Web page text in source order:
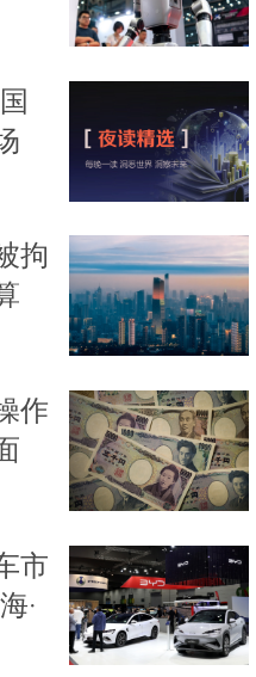
拘
作
市
·